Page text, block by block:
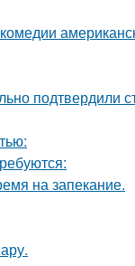
подтвердили
на запекание.